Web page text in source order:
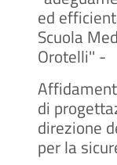
ed
Scuola
Orotelli'' -
di
direzione
per la